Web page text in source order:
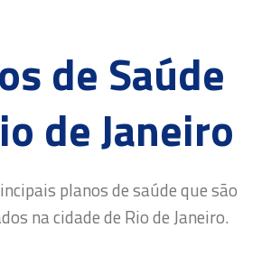
de Saúde
de Janeiro
planos de saúde que são
na cidade de Rio de Janeiro.